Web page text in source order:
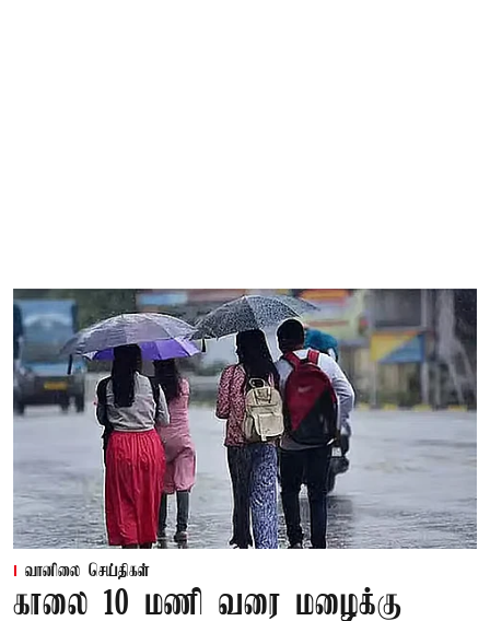
வானிலை செய்திகள்
காலை 10 மணி வரை மழைக்கு